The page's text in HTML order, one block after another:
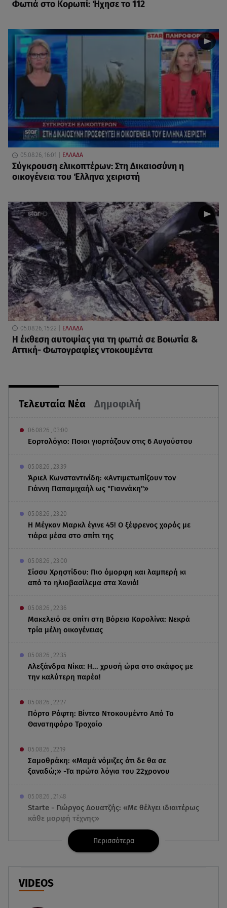
Τελευταία Νέα Δημοφιλή
06.08.26 , 03:00
Εορτολόγιο: Ποιοι γιορτάζουν στις 6 Αυγούστου
05.08.26 , 23:39
Άριελ Κωνσταντινίδη: «Αντιμετωπίζουν τον
Γιάννη Παπαμιχαήλ ως "Γιαννάκη"»
05.08.26 , 23:20
Η Μέγκαν Μαρκλ έγινε 45! Ο ξέφρενος χορός με
τιάρα μέσα στο σπίτι της
05.08.26 , 23:00
Σίσσυ Χρηστίδου: Πιο όμορφη και λαμπερή κι
από το ηλιοβασίλεμα στα Χανιά!
05.08.26 , 22:36
Μακελειό σε σπίτι στη Βόρεια Καρολίνα: Νεκρά
τρία μέλη οικογένειας
05.08.26 , 22:35
Αλεξάνδρα Νίκα: Η... χρυσή ώρα στο σκάφος με
την καλύτερη παρέα!
05.08.26 , 22:27
Πόρτο Ράφτη: Bίντεο Ντοκουμέντο Από Το
Θανατηφόρο Τροχαίο
05.08.26 , 22:19
Σαμοθράκη: «Μαμά νόμιζες ότι δε θα σε
ξαναδώ;» -Τα πρώτα λόγια του 22χρονου
05.08.26 , 21:48
Starte - Γιώργος Δουατζής: «Με θέλγει ιδιαιτέρως
κάθε μορφή τέχνης»
05.08.26 , 21:41
«Στην κόψη του ξυραφιού» οι συνομιλίες ΗΠΑ –
Ιράν
05.08.26 , 21:22
Περισσότερα
VIDEOS
Φωτιά στο Κορωπί: Ήχησε το 112
05.08.26, 16:01 ΕΛΛΑΔΑ
Σύγκρουση ελικοπτέρων: Στη Δικαιοσύνη η
οικογένεια του Έλληνα χειριστή
05.08.26, 15:22 ΕΛΛΑΔΑ
Η έκθεση αυτοψίας για τη φωτιά σε Βοιωτία &
Αττική- Φωτογραφίες ντοκουμέντα